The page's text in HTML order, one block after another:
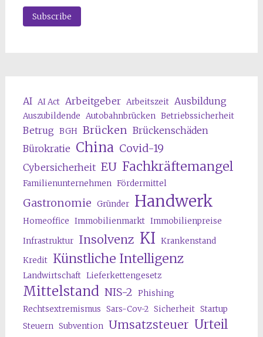
AI AI Act Arbeitgeber Arbeitszeit Ausbildung
Auszubildende Autobahnbrücken Betriebssicherheit
Betrug BGH Brücken Brückenschäden
Bürokratie China Covid-19
Cybersicherheit EU Fachkräftemangel
Familienunternehmen Fördermittel
Gastronomie Gründer Handwerk
Homeoffice Immobilienmarkt Immobilienpreise
Infrastruktur Insolvenz KI Krankenstand
Kredit Künstliche Intelligenz
Landwirtschaft Lieferkettengesetz
Mittelstand NIS-2 Phishing
Rechtsextremismus Sars-Cov-2 Sicherheit Startup
Steuern Subvention Umsatzsteuer Urteil